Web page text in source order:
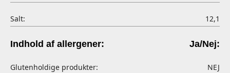
Salt: 12,1
Indhold af allergener: Ja/Nej:
Glutenholdige produkter: NEJ